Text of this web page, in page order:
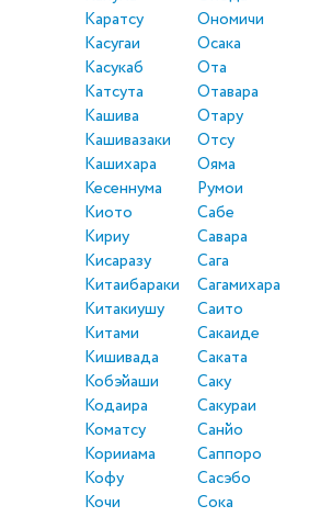
Каратсу
Касугаи
Касукаб
Катсута
Кашива
Кашивазаки
Кашихара
Кесеннума
Киото
Кириу
Кисаразу
Китаибараки
Китакиушу
Китами
Кишивада
Кобэйаши
Кодаира
Коматсу
Корииама
Кофу
Кочи
Ономичи
Осака
Ота
Отавара
Отару
Отсу
Ояма
Румои
Сабе
Савара
Сага
Сагамихара
Саито
Сакаиде
Саката
Саку
Сакураи
Санйо
Саппоро
Сасэбо
Сока